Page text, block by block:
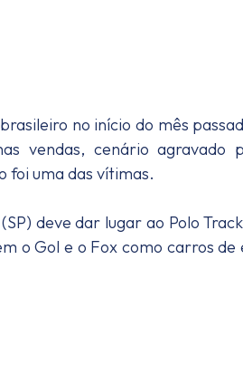
no início do mês
vendas, cenário agravado
foi uma das vítimas.
deve dar lugar ao Polo
o Gol e o Fox como carros